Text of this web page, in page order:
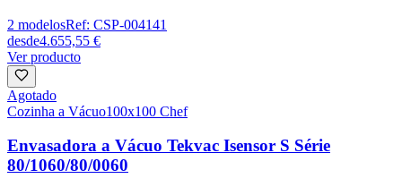
2 modelosRef: CSP-004141
desde4.655,55 €
Ver producto
Agotado
Cozinha a Vácuo100x100 Chef
Envasadora a Vácuo Tekvac Isensor S Série
80/1060/80/0060